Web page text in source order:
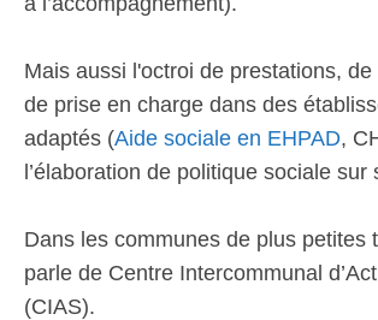
Mais aussi l'octroi de prestations, de
de prise en charge dans des
adaptés (Aide sociale en EHPAD,
l’élaboration de politique sociale sur
Dans les communes de plus petites
parle de Centre Intercommunal
(CIAS).